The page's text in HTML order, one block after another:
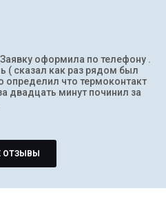
оформила по телефону .
( сказал как раз рядом был
определил что термоконтакт
двадцать минут починил за
ОТЗЫВЫ